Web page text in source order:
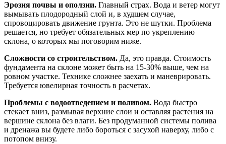
Эрозия почвы и оползни. Главный страх. Вода и ветер могут
вымывать плодородный слой и, в худшем случае,
спровоцировать движение грунта. Это не шутки. Проблема
решается, но требует обязательных мер по укреплению
склона, о которых мы поговорим ниже.
Сложности со строительством. Да, это правда. Стоимость
фундамента на склоне может быть на 15-30% выше, чем на
ровном участке. Технике сложнее заехать и маневрировать.
Требуется ювелирная точность в расчетах.
Проблемы с водоотведением и поливом. Вода быстро
стекает вниз, размывая верхние слои и оставляя растения на
вершине склона без влаги. Без продуманной системы полива
и дренажа вы будете либо бороться с засухой наверху, либо с
потопом внизу.